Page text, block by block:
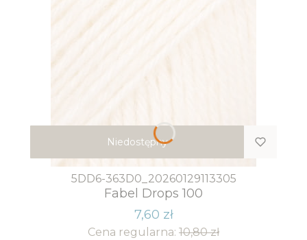
Niedostępny
5DD6-363D0_20260129113305
Fabel Drops 100
7,60 zł
Cena regularna: 10,80 zł